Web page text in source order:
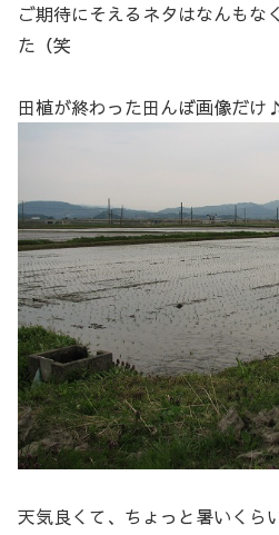
ご期待にそえるネタはなんもな
た（笑
田植が終わった田んぼ画像だけ
天気良くて、ちょっと暑いくら